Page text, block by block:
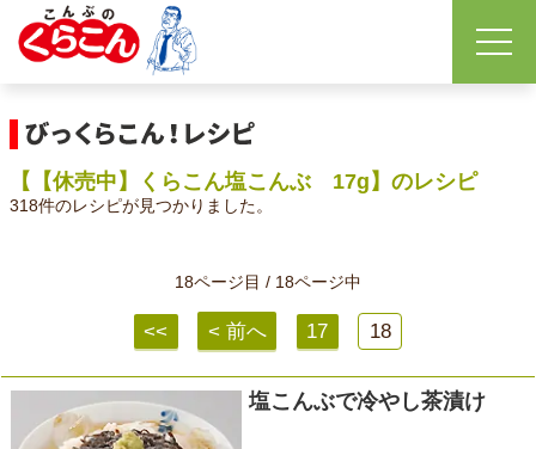
【【休売中】くらこん塩こんぶ 17g】のレシピ
318件のレシピが見つかりました。
18ページ目 / 18ページ中
<< < 前へ 17 18
塩こんぶで冷やし茶漬け